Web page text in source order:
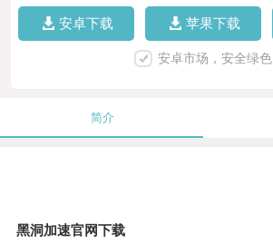
安卓下载 苹果下载
安卓市场，安全绿色
简介
黑洞加速官网下载